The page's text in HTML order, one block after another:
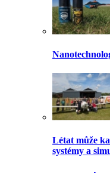
Létat může
systémy a